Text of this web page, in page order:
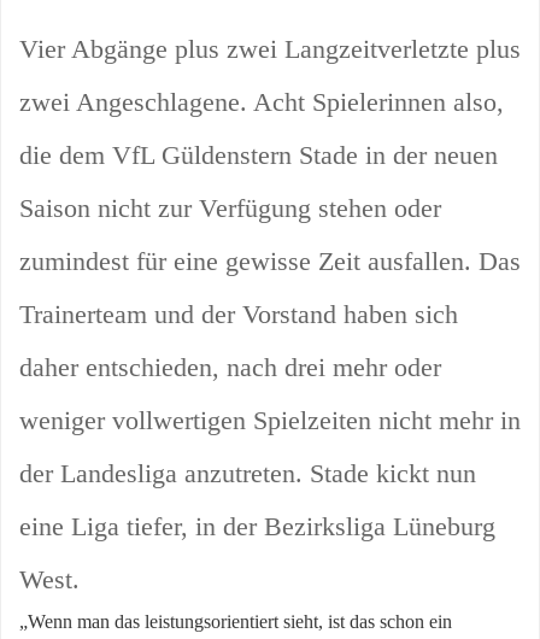
Vier Abgänge plus zwei Langzeitverletzte plus
zwei Angeschlagene. Acht Spielerinnen also,
die dem VfL Güldenstern Stade in der neuen
Saison nicht zur Verfügung stehen oder
zumindest für eine gewisse Zeit ausfallen. Das
Trainerteam und der Vorstand haben sich
daher entschieden, nach drei mehr oder
weniger vollwertigen Spielzeiten nicht mehr in
der Landesliga anzutreten. Stade kickt nun
eine Liga tiefer, in der Bezirksliga Lüneburg
West.
„Wenn man das leistungsorientiert sieht, ist das schon ein